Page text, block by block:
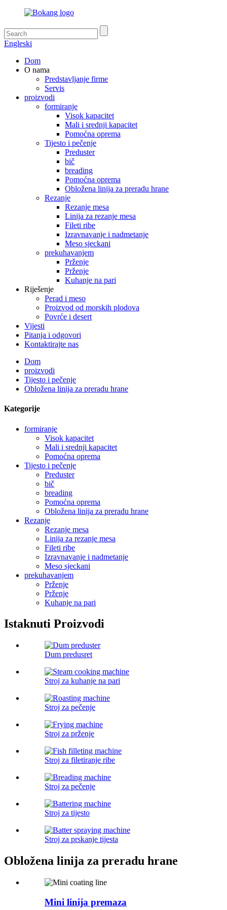
Engleski
Dom
O nama
Predstavljanje firme
Servis
proizvodi
formiranje
Visok kapacitet
Mali i srednji kapacitet
Pomoćna oprema
Tijesto i pečenje
Preduster
bič
breading
Pomoćna oprema
Obložena linija za preradu hrane
Rezanje
Rezanje mesa
Linija za rezanje mesa
Fileti ribe
Izravnavanje i nadmetanje
Meso sjeckani
prekuhavanjem
Prženje
Prženje
Kuhanje na pari
Riješenje
Perad i meso
Proizvod od morskih plodova
Povrće i desert
Vijesti
Pitanja i odgovori
Kontaktirajte nas
Dom
proizvodi
Tijesto i pečenje
Obložena linija za preradu hrane
Kategorije
formiranje
Visok kapacitet
Mali i srednji kapacitet
Pomoćna oprema
Tijesto i pečenje
Preduster
bič
breading
Pomoćna oprema
Obložena linija za preradu hrane
Rezanje
Rezanje mesa
Linija za rezanje mesa
Fileti ribe
Izravnavanje i nadmetanje
Meso sjeckani
prekuhavanjem
Prženje
Prženje
Kuhanje na pari
Istaknuti Proizvodi
Dum predusret
Stroj za kuhanje na pari
Stroj za pečenje
Stroj za prženje
Stroj za filetiranje ribe
Stroj za pečenje
Stroj za tijesto
Stroj za prskanje tijesta
Obložena linija za preradu hrane
Mini linija premaza